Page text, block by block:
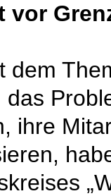
vor
dem
ihre